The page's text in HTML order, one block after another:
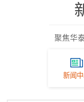
聚焦华
新闻